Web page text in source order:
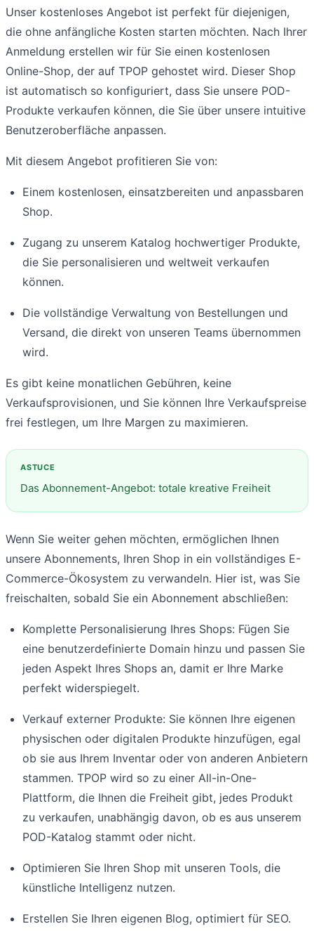
Unser kostenloses Angebot ist perfekt für diejenigen,
die ohne anfängliche Kosten starten möchten. Nach Ihrer
Anmeldung erstellen wir für Sie einen kostenlosen
Online-Shop, der auf TPOP gehostet wird. Dieser Shop
ist automatisch so konfiguriert, dass Sie unsere POD-
Produkte verkaufen können, die Sie über unsere intuitive
Benutzeroberfläche anpassen.
Mit diesem Angebot profitieren Sie von:
Einem kostenlosen, einsatzbereiten und anpassbaren
Shop.
Zugang zu unserem Katalog hochwertiger Produkte,
die Sie personalisieren und weltweit verkaufen
können.
Die vollständige Verwaltung von Bestellungen und
Versand, die direkt von unseren Teams übernommen
wird.
Es gibt keine monatlichen Gebühren, keine
Verkaufsprovisionen, und Sie können Ihre Verkaufspreise
frei festlegen, um Ihre Margen zu maximieren.
Das Abonnement-Angebot: totale kreative Freiheit
Wenn Sie weiter gehen möchten, ermöglichen Ihnen
unsere Abonnements, Ihren Shop in ein vollständiges E-
Commerce-Ökosystem zu verwandeln. Hier ist, was Sie
freischalten, sobald Sie ein Abonnement abschließen:
Komplette Personalisierung Ihres Shops: Fügen Sie
eine benutzerdefinierte Domain hinzu und passen Sie
jeden Aspekt Ihres Shops an, damit er Ihre Marke
perfekt widerspiegelt.
Verkauf externer Produkte: Sie können Ihre eigenen
physischen oder digitalen Produkte hinzufügen, egal
ob sie aus Ihrem Inventar oder von anderen Anbietern
stammen. TPOP wird so zu einer All-in-One-
Plattform, die Ihnen die Freiheit gibt, jedes Produkt
zu verkaufen, unabhängig davon, ob es aus unserem
POD-Katalog stammt oder nicht.
Optimieren Sie Ihren Shop mit unseren Tools, die
künstliche Intelligenz nutzen.
Erstellen Sie Ihren eigenen Blog, optimiert für SEO.